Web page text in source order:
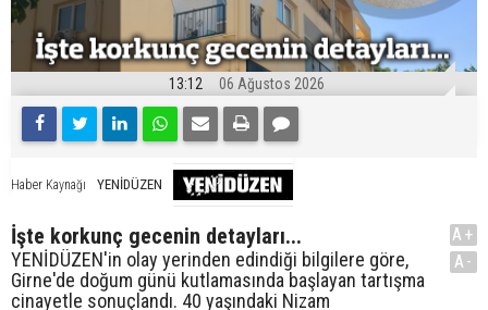
13:12 06 Ağustos 2026
Haber Kaynağı YENİDÜZEN
İşte korkunç gecenin detayları...
YENİDÜZEN'in olay yerinden edindiği bilgilere göre,
Girne'de doğum günü kutlamasında başlayan tartışma
cinayetle sonuçlandı. 40 yaşındaki Nizam
A+
A-